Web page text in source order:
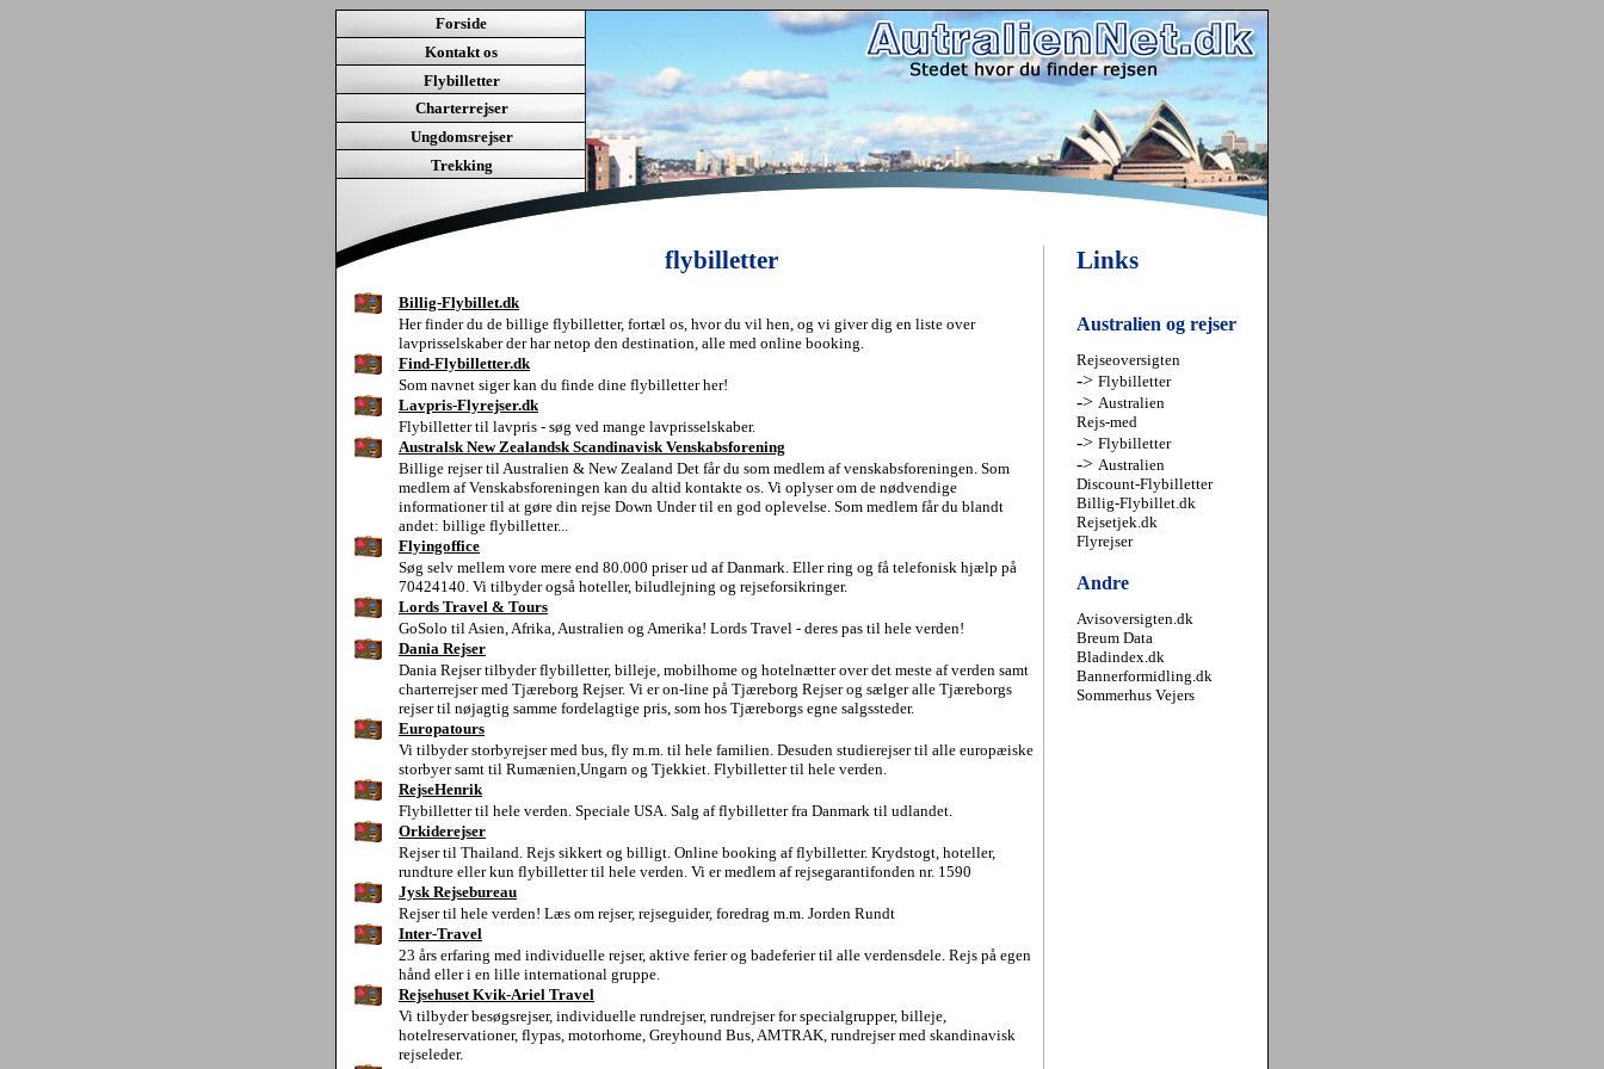
Forside
Kontakt os
Flybilletter
Charterrejser
Ungdomsrejser
Trekking
flybilletter
Billig-Flybillet.dk
Her finder du de billige flybilletter, fortæl os, hvor du vil hen, og vi giver dig en liste over
lavprisselskaber der har netop den destination, alle med online booking.
Find-Flybilletter.dk
Som navnet siger kan du finde dine flybilletter her!
Lavpris-Flyrejser.dk
Flybilletter til lavpris - søg ved mange lavprisselskaber.
Australsk New Zealandsk Scandinavisk Venskabsforening
Billige rejser til Australien & New Zealand Det får du som medlem af venskabsforeningen. Som
medlem af Venskabsforeningen kan du altid kontakte os. Vi oplyser om de nødvendige
informationer til at gøre din rejse Down Under til en god oplevelse. Som medlem får du blandt
andet: billige flybilletter...
Flyingoffice
Søg selv mellem vore mere end 80.000 priser ud af Danmark. Eller ring og få telefonisk hjælp på
70424140. Vi tilbyder også hoteller, biludlejning og rejseforsikringer.
Lords Travel & Tours
GoSolo til Asien, Afrika, Australien og Amerika! Lords Travel - deres pas til hele verden!
Dania Rejser
Dania Rejser tilbyder flybilletter, billeje, mobilhome og hotelnætter over det meste af verden samt
charterrejser med Tjæreborg Rejser. Vi er on-line på Tjæreborg Rejser og sælger alle Tjæreborgs
rejser til nøjagtig samme fordelagtige pris, som hos Tjæreborgs egne salgssteder.
Europatours
Vi tilbyder storbyrejser med bus, fly m.m. til hele familien. Desuden studierejser til alle europæiske
storbyer samt til Rumænien,Ungarn og Tjekkiet. Flybilletter til hele verden.
RejseHenrik
Flybilletter til hele verden. Speciale USA. Salg af flybilletter fra Danmark til udlandet.
Orkiderejser
Rejser til Thailand. Rejs sikkert og billigt. Online booking af flybilletter. Krydstogt, hoteller,
rundture eller kun flybilletter til hele verden. Vi er medlem af rejsegarantifonden nr. 1590
Jysk Rejsebureau
Rejser til hele verden! Læs om rejser, rejseguider, foredrag m.m. Jorden Rundt
Inter-Travel
23 års erfaring med individuelle rejser, aktive ferier og badeferier til alle verdensdele. Rejs på egen
hånd eller i en lille international gruppe.
Rejsehuset Kvik-Ariel Travel
Vi tilbyder besøgsrejser, individuelle rundrejser, rundrejser for specialgrupper, billeje,
hotelreservationer, flypas, motorhome, Greyhound Bus, AMTRAK, rundrejser med skandinavisk
rejseleder.
Links
Australien og rejser
Rejseoversigten
-> Flybilletter
-> Australien
Rejs-med
-> Flybilletter
-> Australien
Discount-Flybilletter
Billig-Flybillet.dk
Rejsetjek.dk
Flyrejser
Andre
Avisoversigten.dk
Breum Data
Bladindex.dk
Bannerformidling.dk
Sommerhus Vejers